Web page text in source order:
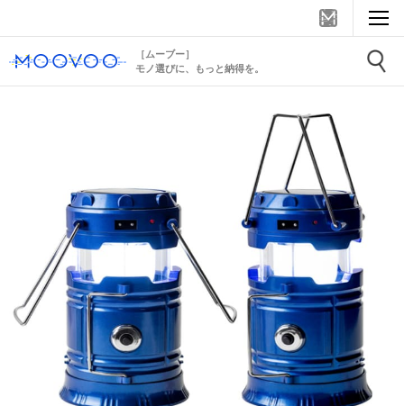
［ムーブー］
モノ選びに、もっと納得を。